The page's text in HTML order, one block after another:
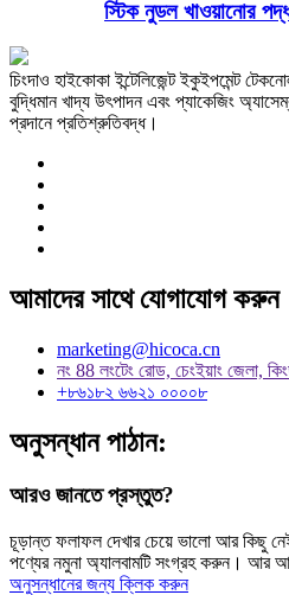
স্টিক নুডল খাওয়ানোর
চিংদাও হাইকোকা ইন্টেলিজেন্ট ইকুইপমেন্ট
বুদ্ধিমান খাদ্য উৎপাদন এবং প্যাকেজিং
প্রদানে প্রতিশ্রুতিবদ্ধ।
আমাদের সাথে যোগাযোগ করুন
marketing@hicoca.cn
নং 88 লংটেং রোড, চেংইয়াং জেলা,
+৮৬১৮২ ৬৬২১ ০০০০৮
অনুসন্ধান পাঠান:
আরও জানতে প্রস্তুত?
চূড়ান্ত ফলাফল দেখার চেয়ে ভালো আর কিছু
পণ্যের নমুনা অ্যালবামটি সংগ্রহ করুন।
অনুসন্ধানের জন্য ক্লিক করুন